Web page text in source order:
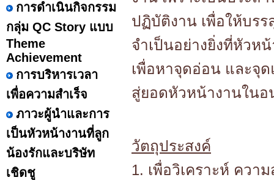
การดำเนินกิจกรรม
กลุ่ม QC Story แบบ
Theme
Achievement
การบริหารเวลา
เพื่อความสำเร็จ
ภาวะผู้นำและการ
เป็นหัวหน้างานที่ลูก
น้องรักและบริษัท
เชิดชู
ปฏิบัติงาน เพื่อให้บร
จำเป็นอย่างยิ่งที่หัวห
เพื่อหาจุดอ่อน และจุ
สู่ยอดหัวหน้างานใน
วัตถุประสงค์
1. เพื่อวิเคราะห์ คว